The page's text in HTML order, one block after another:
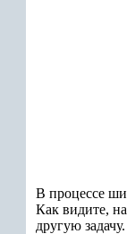
В процессе
Как видите,
другую задачу.